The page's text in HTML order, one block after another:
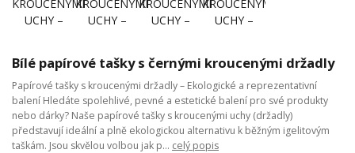
Bílé papírové tašky s černými kroucenými držadly
Papírové tašky s kroucenými držadly – Ekologické a reprezentativní
balení Hledáte spolehlivé, pevné a estetické balení pro své produkty
nebo dárky? Naše papírové tašky s kroucenými uchy (držadly)
představují ideální a plně ekologickou alternativu k běžným igelitovým
taškám. Jsou skvělou volbou jak p... celý popis